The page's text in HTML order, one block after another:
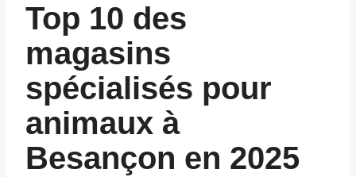
Top 10 des
magasins
spécialisés pour
animaux à
Besançon en 2025